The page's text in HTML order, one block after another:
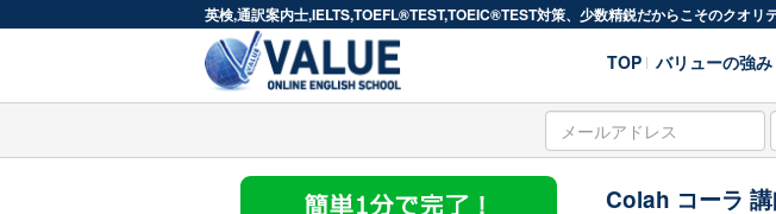
英検,通訳案内士,IELTS,TOEFL®TEST,TOEIC®TEST対策、少数精鋭だからこそのクオ
TOP バリューの強み
メ
ー
ア
パ
Colah コーラ